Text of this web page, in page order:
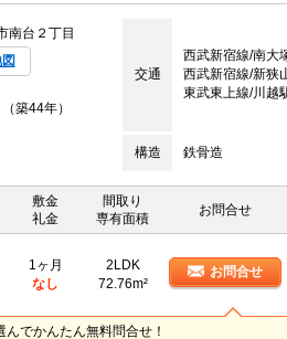
南台２丁目
交通
西武新宿線/南大
西武新宿線/新狭
東武東上線/川越
築44年）
構造 鉄骨造
敷金
礼金
間取り
専有面積
お問合せ
1ヶ月
なし
2LDK
72.76m²
お問合せ
でかんたん無料問合せ！